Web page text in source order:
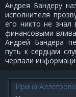
Андрея Бандеру
исполнителя
его никто не знал
финансовыми
Андрей Бандера
путь к сердцам
черпали
Ирина Аллегрова